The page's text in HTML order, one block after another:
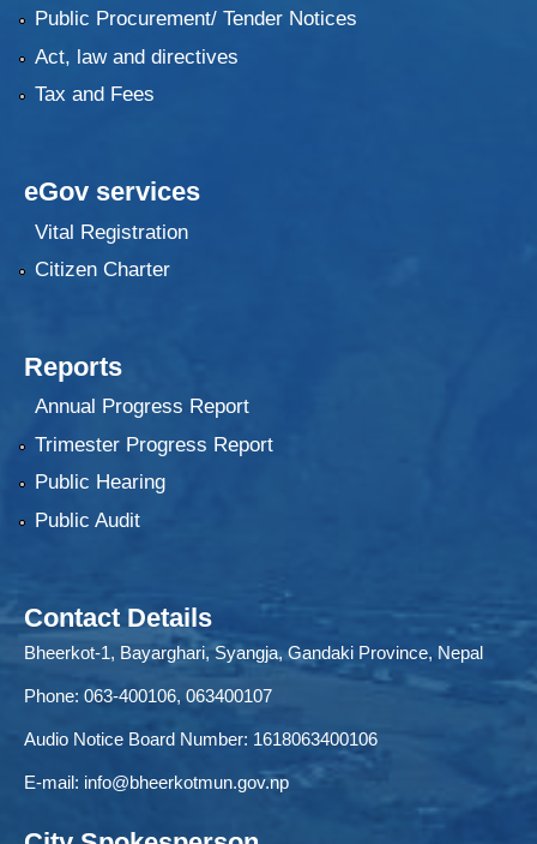
Public Procurement/ Tender Notices
Act, law and directives
Tax and Fees
eGov services
Vital Registration
Citizen Charter
Reports
Annual Progress Report
Trimester Progress Report
Public Hearing
Public Audit
Contact Details
Bheerkot-1, Bayarghari, Syangja, Gandaki Province, Nepal
Phone: 063-400106, 063400107
Audio Notice Board Number: 1618063400106
E-mail: info@bheerkotmun.gov.np